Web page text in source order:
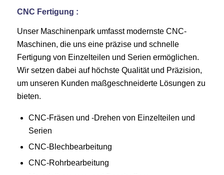
CNC Fertigung :
Unser Maschinenpark umfasst modernste CNC-
Maschinen, die uns eine präzise und schnelle
Fertigung von Einzelteilen und Serien ermöglichen.
Wir setzen dabei auf höchste Qualität und Präzision,
um unseren Kunden maßgeschneiderte Lösungen zu
bieten.
CNC-Fräsen und -Drehen von Einzelteilen und
Serien
CNC-Blechbearbeitung
CNC-Rohrbearbeitung